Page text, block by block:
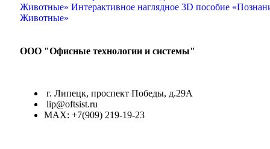
ООО "Офисные технологии и системы"
г. Липецк, проспект Победы, д.29А
lip@oftsist.ru
МАХ: +7(909) 219-19-23